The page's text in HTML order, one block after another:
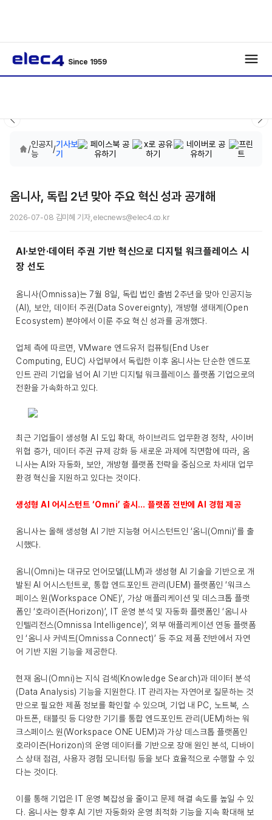
Since 1959
/인공지
능
/기사보
기
옴니사, 독립 2년 맞아 주요 혁신 성과 공개해
2026-07-08 김미혜 기자, elecnews@elec4.co.kr
AI·보안·데이터 주권 기반 혁신으로 디지털 워크플레이스 시
장 선도
옴니사(Omnissa)는 7월 8일, 독립 법인 출범 2주년을 맞아 인공지능
(AI), 보안, 데이터 주권(Data Sovereignty), 개방형 생태계(Open
Ecosystem) 분야에서 이룬 주요 혁신 성과를 공개했다.
업체 측에 따르면, VMware 엔드유저 컴퓨팅(End User
Computing, EUC) 사업부에서 독립한 이후 옴니사는 단순한 엔드포
인트 관리 기업을 넘어 AI 기반 디지털 워크플레이스 플랫폼 기업으로의
전환을 가속화하고 있다.
최근 기업들이 생성형 AI 도입 확대, 하이브리드 업무환경 정착, 사이버
위협 증가, 데이터 주권 규제 강화 등 새로운 과제에 직면함에 따라, 옴
니사는 AI와 자동화, 보안, 개방형 플랫폼 전략을 중심으로 차세대 업무
환경 혁신을 지원하고 있다는 것이다.
생성형 AI 어시스턴트 ‘Omni’ 출시… 플랫폼 전반에 AI 경험 제공
옴니사는 올해 생성형 AI 기반 지능형 어시스턴트인 ‘옴니(Omni)’를 출
시했다.
옴니(Omni)는 대규모 언어모델(LLM)과 생성형 AI 기술을 기반으로 개
발된 AI 어시스턴트로, 통합 엔드포인트 관리(UEM) 플랫폼인 ‘워크스
페이스 원(Workspace ONE)’, 가상 애플리케이션 및 데스크톱 플랫
폼인 ‘호라이즌(Horizon)’, IT 운영 분석 및 자동화 플랫폼인 ‘옴니사
인텔리전스(Omnissa Intelligence)’, 외부 애플리케이션 연동 플랫폼
인 ‘옴니사 커넥트(Omnissa Connect)’ 등 주요 제품 전반에서 자연
어 기반 지원 기능을 제공한다.
현재 옴니(Omni)는 지식 검색(Knowledge Search)과 데이터 분석
(Data Analysis) 기능을 지원한다. IT 관리자는 자연어로 질문하는 것
만으로 필요한 제품 정보를 확인할 수 있으며, 기업 내 PC, 노트북, 스
마트폰, 태블릿 등 다양한 기기를 통합 엔드포인트 관리(UEM)하는 워
크스페이스 원(Workspace ONE UEM)과 가상 데스크톱 플랫폼인
호라이즌(Horizon)의 운영 데이터를 기반으로 장애 원인 분석, 디바이
스 상태 점검, 사용자 경험 모니터링 등을 보다 효율적으로 수행할 수 있
다는 것이다.
이를 통해 기업은 IT 운영 복잡성을 줄이고 문제 해결 속도를 높일 수 있
다. 옴니사는 향후 AI 기반 자동화와 운영 최적화 기능을 지속 확대해 보